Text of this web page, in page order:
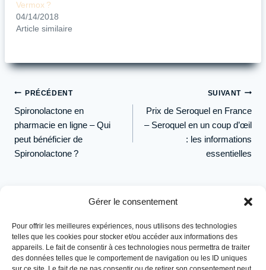
Gérer le consentement
Pour offrir les meilleures expériences, nous utilisons des technologies
telles que les cookies pour stocker et/ou accéder aux informations des
appareils. Le fait de consentir à ces technologies nous permettra de traiter
des données telles que le comportement de navigation ou les ID uniques
Vermox ?
04/14/2018
Article similaire
Navigation
de
l’article
PRÉCÉDENT
Spironolactone en
pharmacie en ligne – Qui
peut bénéficier de
Spironolactone ?
SUIVANT
Prix de Seroquel en France
– Seroquel en un coup d’œil
: les informations
essentielles